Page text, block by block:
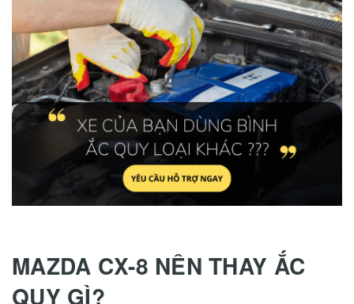
MAZDA CX-8 NÊN THAY ẮC
QUY GÌ?